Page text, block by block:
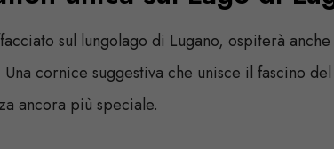
sul lungolago di Lugano, ospiterà anche
cornice suggestiva che unisce il fascino
ancora più speciale.